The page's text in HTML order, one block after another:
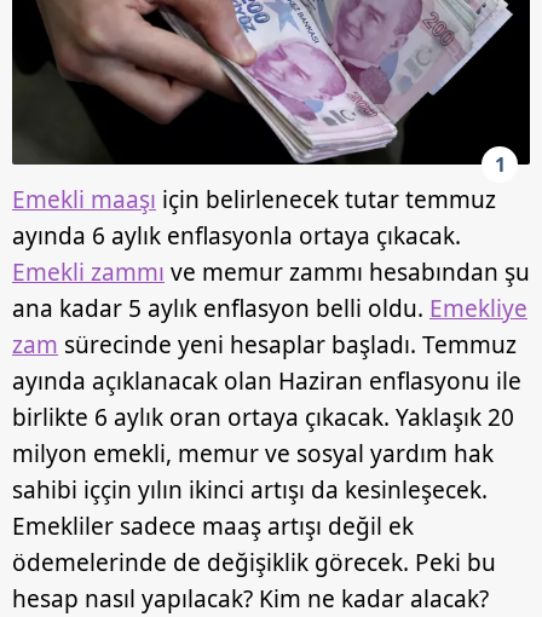
1
Emekli maaşı için belirlenecek tutar temmuz
ayında 6 aylık enflasyonla ortaya çıkacak.
Emekli zammı ve memur zammı hesabından şu
ana kadar 5 aylık enflasyon belli oldu. Emekliye
zam sürecinde yeni hesaplar başladı. Temmuz
ayında açıklanacak olan Haziran enflasyonu ile
birlikte 6 aylık oran ortaya çıkacak. Yaklaşık 20
milyon emekli, memur ve sosyal yardım hak
sahibi iççin yılın ikinci artışı da kesinleşecek.
Emekliler sadece maaş artışı değil ek
ödemelerinde de değişiklik görecek. Peki bu
hesap nasıl yapılacak? Kim ne kadar alacak?